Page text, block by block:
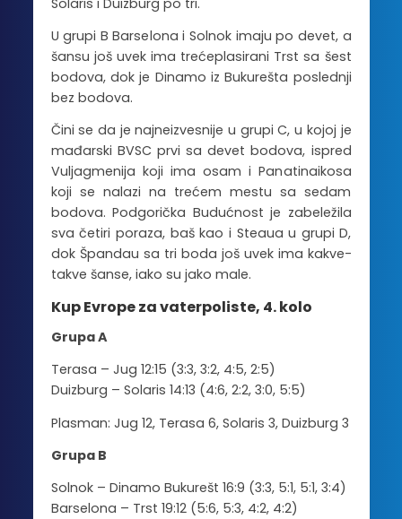
U grupi B Barselona i Solnok imaju po devet, a
šansu još uvek ima trećeplasirani Trst sa šest
bodova, dok je Dinamo iz Bukurešta poslednji
bez bodova.
Čini se da je najneizvesnije u grupi C, u kojoj je
mađarski BVSC prvi sa devet bodova, ispred
Vuljagmenija koji ima osam i Panatinaikosa
koji se nalazi na trećem mestu sa sedam
bodova. Podgorička Budućnost je zabeležila
sva četiri poraza, baš kao i Steaua u grupi D,
dok Špandau sa tri boda još uvek ima kakve-
takve šanse, iako su jako male.
Kup Evrope za vaterpoliste, 4. kolo
Grupa A
Terasa – Jug 12:15 (3:3, 3:2, 4:5, 2:5)
Duizburg – Solaris 14:13 (4:6, 2:2, 3:0, 5:5)
Plasman: Jug 12, Terasa 6, Solaris 3, Duizburg 3
Grupa B
Solnok – Dinamo Bukurešt 16:9 (3:3, 5:1, 5:1, 3:4)
Barselona – Trst 19:12 (5:6, 5:3, 4:2, 4:2)